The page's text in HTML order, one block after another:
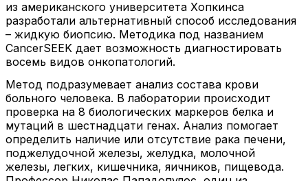
из американского университета Хопкинса
разработали альтернативный способ исследования
– жидкую биопсию. Методика под названием
CancerSEEK дает возможность диагностировать
восемь видов онкопатологий.
Метод подразумевает анализ состава крови
больного человека. В лаборатории происходит
проверка на 8 биологических маркеров белка и
мутаций в шестнадцати генах. Анализ помогает
определить наличие или отсутствие рака печени,
поджелудочной железы, желудка, молочной
железы, легких, кишечника, яичников, пищевода.